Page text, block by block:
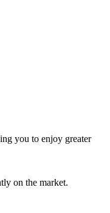
you to enjoy greater
on the market.